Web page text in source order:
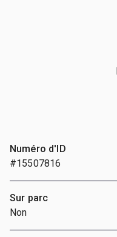
Numéro d'ID
#15507816
Sur parc
Non